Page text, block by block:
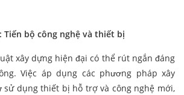
Tiến bộ công nghệ và thiết bị
xây dựng hiện đại có thể rút ngắn đáng
Việc áp dụng các phương pháp xây
dụng thiết bị hỗ trợ và công nghệ mới,